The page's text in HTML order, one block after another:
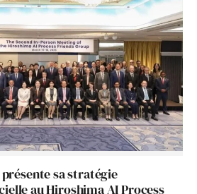
sa stratégie
au Hiroshima AI Process